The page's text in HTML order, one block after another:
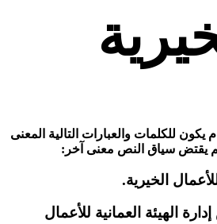
للكلمات والعبارات التالية المعنى
لم يقتض سياق النص معنى آخر:
للأعمال الخيرية.
الهيئة العمانية للأعمال